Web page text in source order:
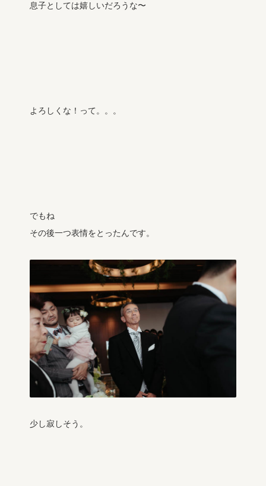
息子としては嬉しいだろうな〜
よろしくな！って。。。
でもね
その後一つ表情をとったんです。
少し寂しそう。